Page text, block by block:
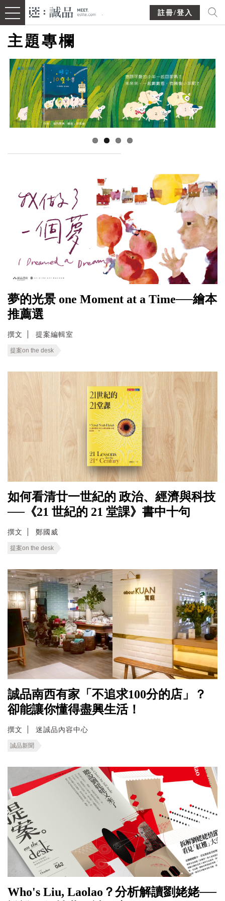
註冊/登入
主題專欄
夢的光景 one Moment at a Time──繪本
推薦選
撰文 提案編輯室
提案on the desk
如何看清廿一世紀的 政治、經濟與科技
──《21 世紀的 21 堂課》書中十句
撰文 鄭國威
提案on the desk
誠品南西有家「不追求100分的店」？
卻能讓你懂得盡興生活！
撰文 迷誠品內容中心
誠品新聞
Who's Liu, Laolao？分析解讀劉姥姥──